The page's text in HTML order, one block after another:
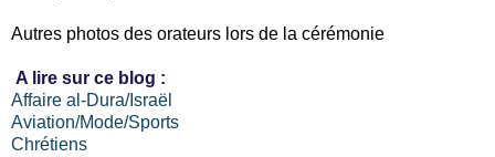
Autres photos des orateurs lors de la cérémonie
A lire sur ce blog :
Affaire al-Dura/Israël
Aviation/Mode/Sports
Chrétiens